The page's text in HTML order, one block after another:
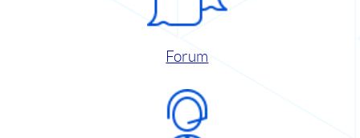
Forum